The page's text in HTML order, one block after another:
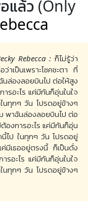
แล้ว (Only
Rebecca : ก็ไม่รู้ว่า
เป็นเพราะโชคชะตา ที่
นล่องลอยบินไป ต่อให้สูง
รอะไร แค่มีกันก็อุ่นในใจ
นทุกๆ วัน โปรดอยู่ข้างๆ
พาฉันล่องลอยบินไป ต่อ
องการอะไร แค่มีกันก็อุ่น
ไป ในทุกๆ วัน โปรดอยู่
มีเธออยู่ตรงนี้ ก็เป็นดั่ง
อะไร แค่มีกันก็อุ่นในใจ
นทุกๆ วัน โปรดอยู่ข้างๆ